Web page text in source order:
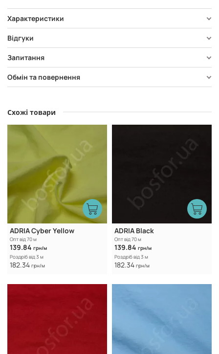
Характеристики
Відгуки
Запитання
Обмін та повернення
Схожі товари
ADRIA Cyber Yellow
Опт від 70 м
139.84 грн/м
Роздріб від 3 м
182.34 грн/м
ADRIA Black
Опт від 70 м
139.84 грн/м
Роздріб від 3 м
182.34 грн/м